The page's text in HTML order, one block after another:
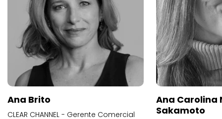
Ana Brito
CLEAR CHANNEL - Gerente Comercial
Ana Carolina
Sakamoto